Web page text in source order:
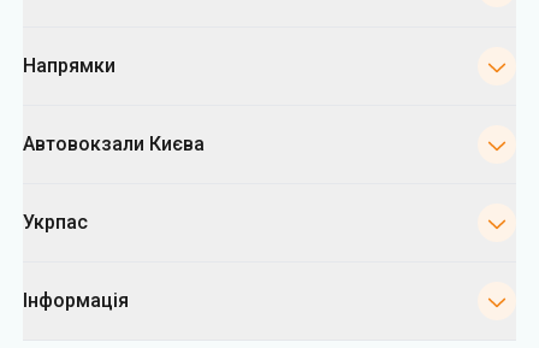
Напрямки
Автовокзали Києва
Укрпас
Інформація